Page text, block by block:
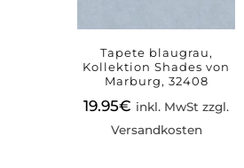
Tapete blaugrau,
Kollektion Shades von
Marburg, 32408
19.95€ inkl. MwSt zzgl.
Versandkosten